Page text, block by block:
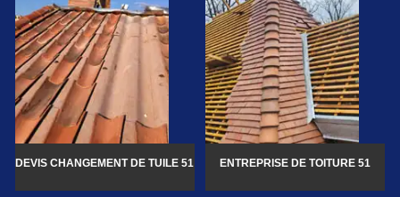
DEVIS CHANGEMENT DE TUILE 51 ENTREPRISE DE TOITURE 51